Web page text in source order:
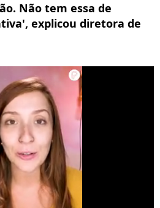
Não tem essa de
explicou diretora de